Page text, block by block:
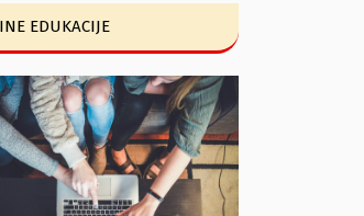
EDUKACIJE